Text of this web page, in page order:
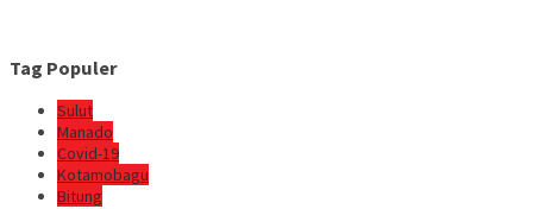
Tag Populer
Sulut
Manado
Covid-19
Kotamobagu
Bitung